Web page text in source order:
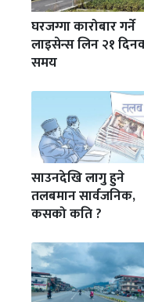
घरजग्गा कारोबार गर्ने
लाइसेन्स लिन २१
समय
साउनदेखि लागु हुने
तलबमान सार्वजनिक,
कसको कति ?